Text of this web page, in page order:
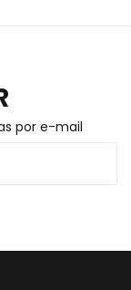
por e-mail